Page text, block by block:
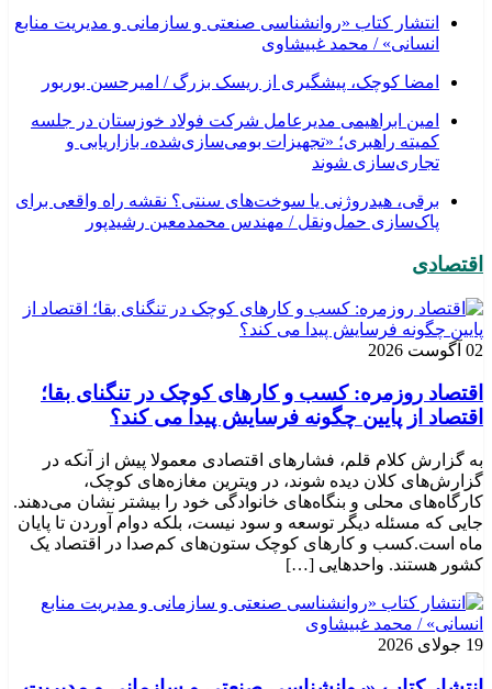
انتشار کتاب «روانشناسی صنعتی و سازمانی و مدیریت منابع
انسانی» / محمد غبیشاوی
امضا کوچک، پیشگیری از ریسک بزرگ / امیرحسن بوربور
امین ابراهیمی مدیرعامل شرکت فولاد خوزستان در جلسه
کمیته راهبری؛ «تجهیزات بومی‌سازی‌شده، بازاریابی و
تجاری‌سازی شوند
برقی، هیدروژنی یا سوخت‌های سنتی؟ نقشه راه واقعی برای
پاک‌سازی حمل‌ونقل / مهندس محمدمعین رشیدپور
اقتصادی
02 آگوست 2026
اقتصاد روزمره: کسب‌ و کارهای کوچک در تنگنای بقا؛
اقتصاد از پایین چگونه فرسایش پیدا می کند؟
به گزارش کلام قلم، فشارهای اقتصادی معمولا پیش از آنکه در
گزارش‌های کلان دیده شوند، در ویترین مغازه‌های کوچک،
کارگاه‌های محلی و بنگاه‌های خانوادگی خود را بیشتر نشان می‌دهند.
جایی که مسئله دیگر توسعه و سود نیست، بلکه دوام آوردن تا پایان
ماه است.کسب‌ و کارهای کوچک ستون‌های کم‌صدا در اقتصاد یک
کشور هستند. واحدهایی […]
19 جولای 2026